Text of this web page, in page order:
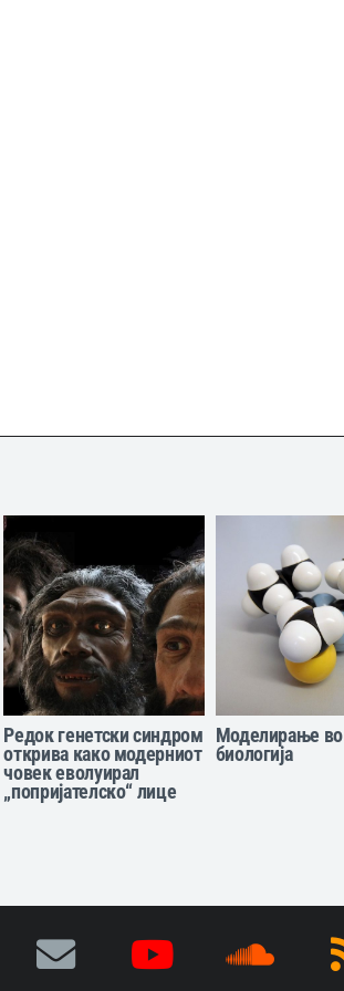
Редок генетски синдром
открива како модерниот
човек еволуирал
„попријателско“ лице
Моделирање во
биологија